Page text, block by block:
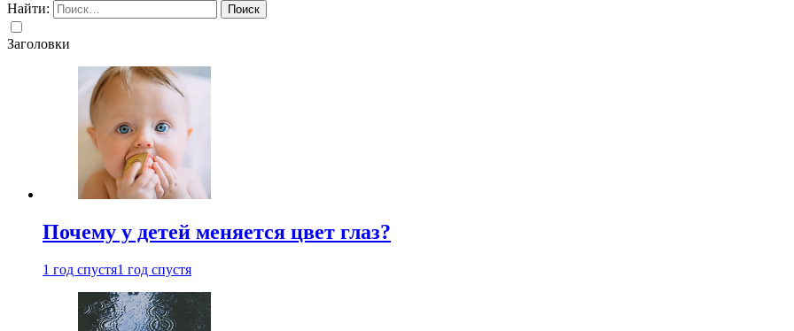
Найти:
Заголовки
Почему у детей меняется цвет глаз?
1 год спустя1 год спустя